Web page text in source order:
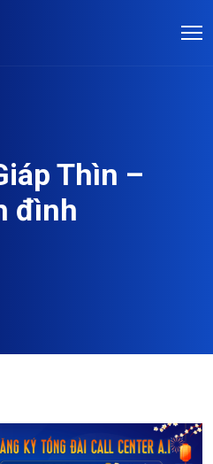
Thìn –
đình